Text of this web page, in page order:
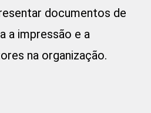
documentos de
a impressão e a
na organização.